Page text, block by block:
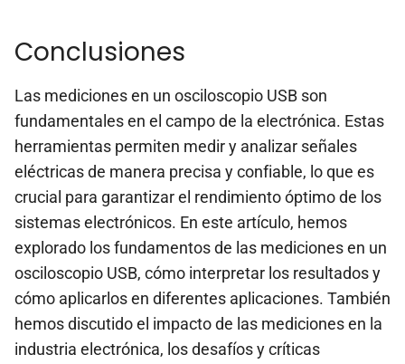
Conclusiones
Las mediciones en un osciloscopio USB son
fundamentales en el campo de la electrónica. Estas
herramientas permiten medir y analizar señales
eléctricas de manera precisa y confiable, lo que es
crucial para garantizar el rendimiento óptimo de los
sistemas electrónicos. En este artículo, hemos
explorado los fundamentos de las mediciones en un
osciloscopio USB, cómo interpretar los resultados y
cómo aplicarlos en diferentes aplicaciones. También
hemos discutido el impacto de las mediciones en la
industria electrónica, los desafíos y críticas